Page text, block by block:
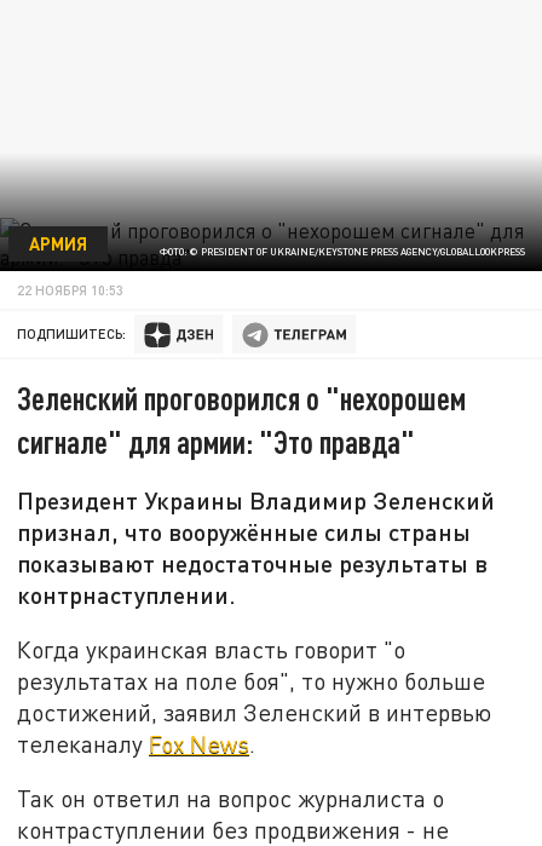
ФОТО: © PRESIDENT OF UKRAINE/KEYSTONE PRESS AGENCY/GLOBALLOOKPRESS
АРМИЯ
22 НОЯБРЯ 10:53
ПОДПИШИТЕСЬ:
Зеленский проговорился о "нехорошем
сигнале" для армии: "Это правда"
Президент Украины Владимир Зеленский
признал, что вооружённые силы страны
показывают недостаточные результаты в
контрнаступлении.
Когда украинская власть говорит "о
результатах на поле боя", то нужно больше
достижений, заявил Зеленский в интервью
телеканалу Fox News.
Так он ответил на вопрос журналиста о
контраступлении без продвижения - не